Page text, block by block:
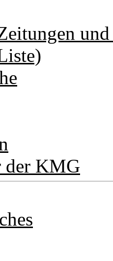
der KMG